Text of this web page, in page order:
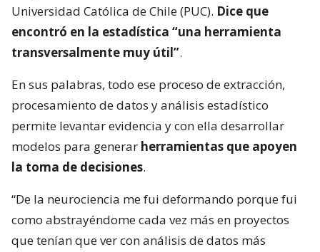
Universidad Católica de Chile (PUC). Dice que
encontró en la estadística “una herramienta
transversalmente muy útil”.
En sus palabras, todo ese proceso de extracción,
procesamiento de datos y análisis estadístico
permite levantar evidencia y con ella desarrollar
modelos para generar herramientas que apoyen
la toma de decisiones.
“De la neurociencia me fui deformando porque fui
como abstrayéndome cada vez más en proyectos
que tenían que ver con análisis de datos más